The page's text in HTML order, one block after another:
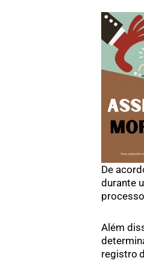
De
durante
Além
registro